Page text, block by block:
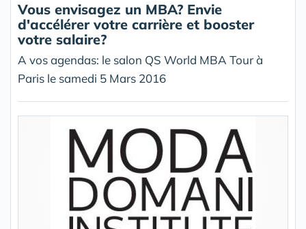
Vous envisagez un MBA? Envie
d'accélérer votre carrière et booster
votre salaire?
A vos agendas: le salon QS World MBA Tour à
Paris le samedi 5 Mars 2016